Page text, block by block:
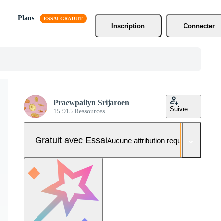
Plans
Inscription
Connecter
Praewpailyn Srijaroen
15 915 Ressources Suivre
Gratuit avec EssaiAucune attribution requise